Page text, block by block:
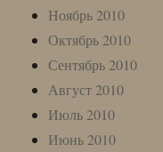
Ноябрь 2010
Октябрь 2010
Сентябрь 2010
Август 2010
Июль 2010
Июнь 2010